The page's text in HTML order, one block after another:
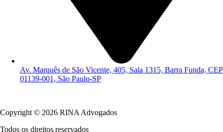
Av. Marquês de São Vicente, 405, Sala 1315, Barra Funda, CEP
01139-001, São Paulo-SP
Copyright © 2026 RINA Advogados
Todos os direitos reservados